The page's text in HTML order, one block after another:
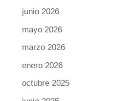
junio 2026
mayo 2026
marzo 2026
enero 2026
octubre 2025